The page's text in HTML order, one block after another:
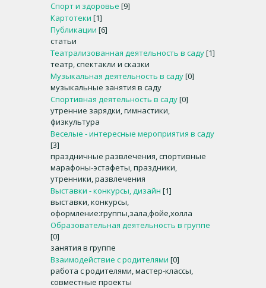
Спорт и здоровье [9]
Картотеки [1]
Публикации [6]
статьи
Театрализованная деятельность в саду[1]
театр, спектакли и сказки
Музыкальная деятельность в саду[0]
музыкальные занятия в саду
Спортивная деятельность в саду[0]
утренние зарядки, гимнастики,
физкультура
Веселые - интересные мероприятия в саду
[3]
праздничные развлечения, спортивные
марафоны-эстафеты, праздники,
утренники, развлечения
Выставки - конкурсы, дизайн [1]
выставки, конкурсы,
оформление:группы,зала,фойе,холла
Образовательная деятельность в группе
[0]
занятия в группе
Взаимодействие с родителями [0]
работа с родителями, мастер-классы,
совместные проекты